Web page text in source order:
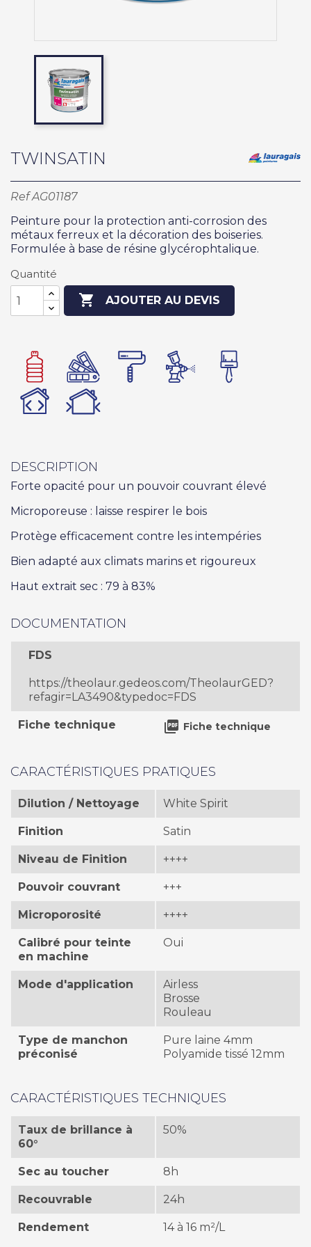
TWINSATIN
Ref AG01187
Peinture pour la protection anti-corrosion des
métaux ferreux et la décoration des boiseries.
Formulée à base de résine glycérophtalique.
Quantité
 AJOUTER AU DEVIS
DESCRIPTION
Forte opacité pour un pouvoir couvrant élevé
Microporeuse : laisse respirer le bois
Protège efficacement contre les intempéries
Bien adapté aux climats marins et rigoureux
Haut extrait sec : 79 à 83%
DOCUMENTATION
FDS
https://theolaur.gedeos.com/TheolaurGED?
refagir=LA3490&typedoc=FDS
Fiche technique  Fiche technique
CARACTÉRISTIQUES PRATIQUES
Dilution / Nettoyage White Spirit
Finition Satin
Niveau de Finition ++++
Pouvoir couvrant +++
Microporosité ++++
Calibré pour teinte
en machine
Oui
Mode d'application
Airless
Brosse
Rouleau
Type de manchon
préconisé
Pure laine 4mm
Polyamide tissé 12mm
CARACTÉRISTIQUES TECHNIQUES
Taux de brillance à
60°
50%
Sec au toucher 8h
Recouvrable 24h
Rendement 14 à 16 m²/L